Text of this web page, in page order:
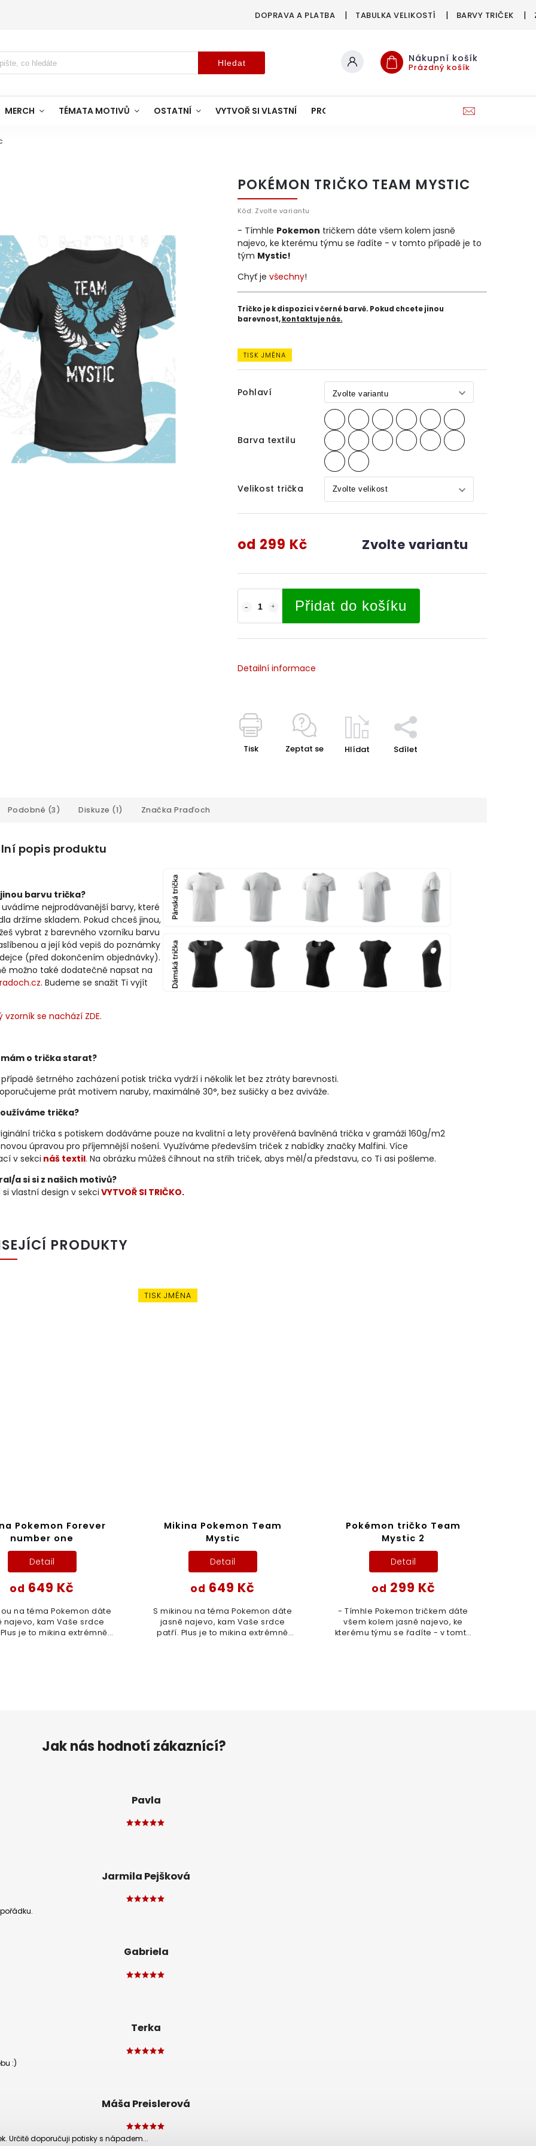
DOPRAVA A PLATBA TABULKA VELIKOSTÍ BARVY TRIČEK
Hledat Nákupní košík
Prázdný košík
MERCH TÉMATA MOTIVŮ OSTATNÍ VYTVOŘ SI VLASTNÍ PRO FIRMY & SPOLKY
POKÉMON TRIČKO TEAM MYSTIC
Kód: Zvolte variantu
TISK JMÉNA
Pohlaví
Barva textilu
Velikost trička
od 299 Kč Zvolte variantu
Přidat do košíku
- Tímhle Pokemon tričkem dáte všem kolem jasně
najevo, ke kterému týmu se řadíte - v tomto případě je to
tým Mystic!
Chyť je všechny!
Tričko je k dispozici v černé barvě. Pokud chcete jinou
barevnost,kontaktuje nás.
Detailní informace
Tisk Zeptat se Hlídat Sdílet
Podobné (3) Diskuze (1) Značka Praďoch
popis produktu
barvu trička?
uvádíme nejprodávanější barvy, které
držíme skladem. Pokud chceš jinou,
vybrat z barevného vzorníku barvu
a její kód vepiš do poznámky
(před dokončením objednávky).
možno také dodatečně napsat na
. Budeme se snažit Ti vyjít
vzorník se nachází ZDE.
o trička starat?
případě šetrného zacházení potisk trička vydrží i několik let bez ztráty barevnosti.
prát motivem naruby, maximálně 30°, bez sušičky a bez aviváže.
trička?
trička s potiskem dodáváme pouze na kvalitní a lety prověřená bavlněná trička v gramáži 160g/m2
úpravou pro příjemnější nošení. Využíváme především triček z nabídky značky Malfini. Více
v sekci náš textil. Na obrázku můžeš číhnout na střih triček, abys měl/a představu, co Ti asi pošleme.
a si si z našich motivů?
si vlastní design v sekci VYTVOŘ SI TRIČKO.
PRODUKTY
Pokemon Forever
number one
od 649 Kč
Detail
na téma Pokemon dáte
najevo, kam Vaše srdce
je to mikina extrémně
TISK JMÉNA
Mikina Pokemon Team
Mystic
od 649 Kč
Detail
S mikinou na téma Pokemon dáte
jasně najevo, kam Vaše srdce
patří. Plus je to mikina extrémně
Pokémon tričko Team
Mystic 2
od 299 Kč
Detail
- Tímhle Pokemon tričkem dáte
všem kolem jasně najevo, ke
kterému týmu se řadíte - v tomto
Jak nás hodnotí zákaznící?
Pavla
Jarmila Pejšková
Gabriela
Terka
:)
Máša Preislerová
Určitě doporučuji potisky s nápadem...